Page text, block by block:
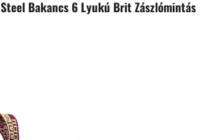
Steel Bakancs 6 Lyukú Brit Zászlómintás